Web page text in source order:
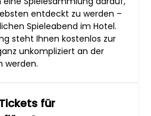
entdeckt zu werden –
Spieleabend im Hotel.
steht Ihnen kostenlos zur
unkompliziert an der
werden.
für